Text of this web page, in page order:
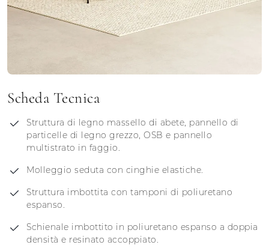
Scheda Tecnica
Struttura di legno massello di abete, pannello di
particelle di legno grezzo, OSB e pannello
multistrato in faggio.
Molleggio seduta con cinghie elastiche.
Struttura imbottita con tamponi di poliuretano
espanso.
Schienale imbottito in poliuretano espanso a doppia
densità e resinato accoppiato.